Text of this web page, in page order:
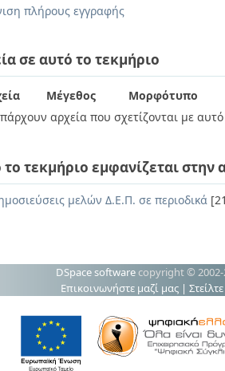
πλήρους εγγραφής
σε αυτό το τεκμήριο
Μέγεθος Μορφότυπο
αρχεία που σχετίζονται με αυτό
το τεκμήριο εμφανίζεται
μελών Δ.Ε.Π. σε περιοδικά
DSpace software copyright © 2002-
Επικοινωνήστε μαζί μας |